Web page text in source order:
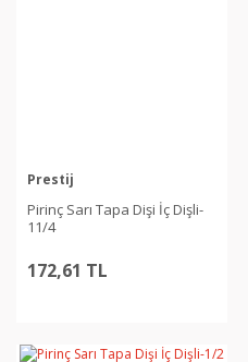
Prestij
Pirinç Sarı Tapa Dişi İç Dişli-
11/4
172,61 TL